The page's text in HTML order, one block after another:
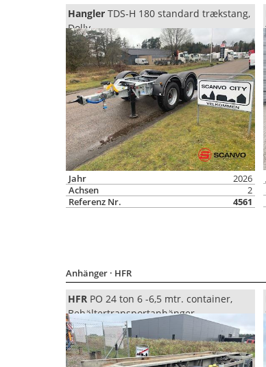
Hangler TDS-H 180 standard trækstang,
Dolly
Jahr
2026
Achsen
2
Referenz Nr.
4561
Anhänger · HFR
HFR PO 24 ton 6 -6,5 mtr. container,
Behältertransportanhänger